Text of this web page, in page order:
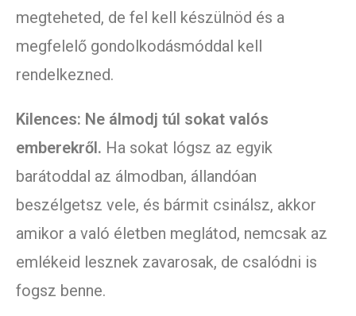
megteheted, de fel kell készülnöd és a
megfelelő gondolkodásmóddal kell
rendelkezned.
Kilences: Ne álmodj túl sokat valós
emberekről. Ha sokat lógsz az egyik
barátoddal az álmodban, állandóan
beszélgetsz vele, és bármit csinálsz, akkor
amikor a való életben meglátod, nemcsak az
emlékeid lesznek zavarosak, de csalódni is
fogsz benne.